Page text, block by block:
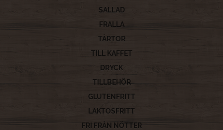
SALLAD
FRALLA
TÅRTOR
TILL KAFFET
DRYCK
TILLBEHÖR
GLUTENFRITT
LAKTOSFRITT
FRI FRÅN NÖTTER